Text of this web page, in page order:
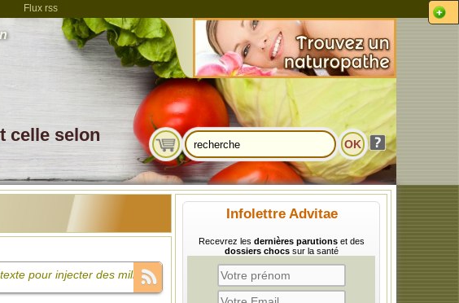
Flux rss
celle selon
Infolettre Advitae
Recevrez les dernières parutionset des
dossiers chocssur la santé
pour injecter des milliards